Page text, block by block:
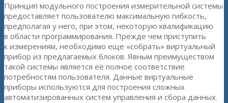
Принцип модульного построения измерительной системы
предоставляет пользователю максимальную гибкость,
предполагая у него, при этом, некоторую квалификацию
в области программирования. Прежде чем приступить
к измерениям, необходимо еще «собрать» виртуальный
прибор из предлагаемых блоков. Явным преимуществом
такой системы является её полное соответствие
потребностям пользователя. Данные виртуальные
приборы используются для построения сложных
автоматизированных систем управления и сбора данных.